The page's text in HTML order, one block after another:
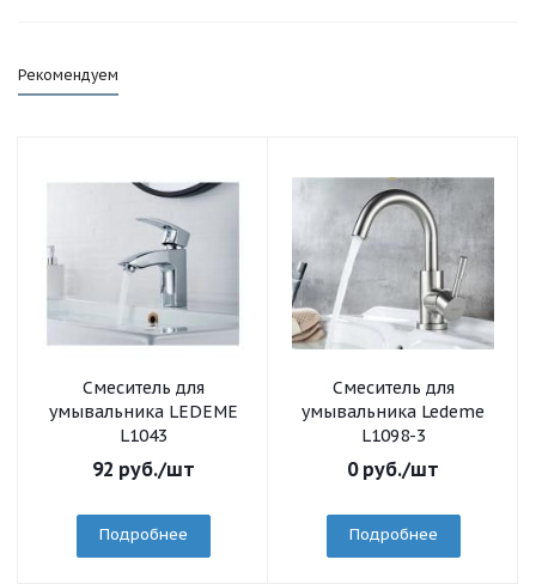
Рекомендуем
Смеситель для
умывальника LEDEME
L1043
92 руб./шт
Подробнее
Смеситель для
умывальника Ledeme
L1098-3
0руб./шт
Подробнее